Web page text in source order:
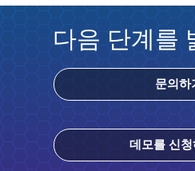
다음 단계를
문의하
데모를 신